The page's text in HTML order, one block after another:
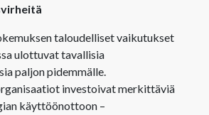
taloudelliset vaikutukset
ulottuvat tavallisia
paljon pidemmälle.
investoivat merkittäviä
käyttöönottoon –